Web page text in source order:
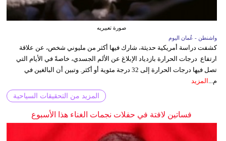
صورة تعبيريه
واشنطن - عُمان اليوم
كشفت دراسة أمريكية حديثة، شارك فيها أكثر من مليوني شخص، عن علاقة
ارتفاع درجات الحرارة بازدياد الإبلاغ عن الألم الجسدي، خاصةً في الأيام التي
تصل فيها درجات الحرارة إلى 32 درجة مئوية أو أكثر. وتبين أن البالغين في
م... المزيد
المزيد من التحقيقات السياحية
فساتين لافتة في حفلات نجمات الغناء هذا الأسبوع